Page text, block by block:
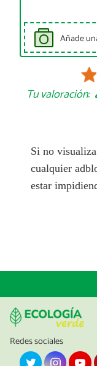
Añade
Tu valoración:
Si no
cualquier
estar
Redes sociales